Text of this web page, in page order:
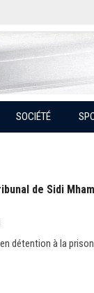
SOCIÉTÉ
de Sidi
détention à la